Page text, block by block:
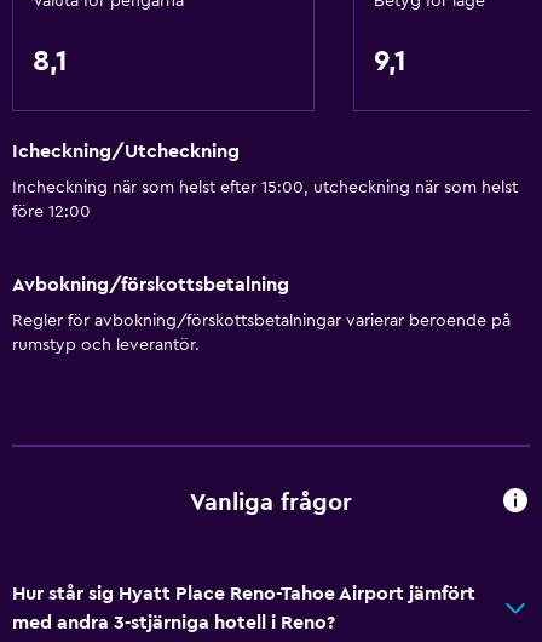
8,1 9,1
Icheckning/Utcheckning
Incheckning när som helst efter 15:00, utcheckning när som helst
före 12:00
Avbokning/förskottsbetalning
Regler för avbokning/förskottsbetalningar varierar beroende på
rumstyp och leverantör.
Vanliga frågor
Hur står sig Hyatt Place Reno-Tahoe Airport jämfört
med andra 3-stjärniga hotell i Reno?